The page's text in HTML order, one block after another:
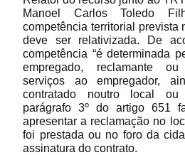
Manoel Carlos Toledo
competência territorial prevista
deve ser relativizada. De
competência “é determinada
empregado, reclamante
serviços ao empregador,
contratado noutro local ou
parágrafo 3º do artigo 651
apresentar a reclamação no
foi prestada ou no foro da
assinatura do contrato.